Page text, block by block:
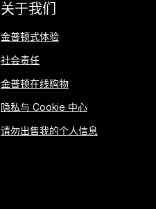
关于我们
金普顿式体验
社会责任
金普顿在线购物
隐私与 Cookie 中心
请勿出售我的个人信息